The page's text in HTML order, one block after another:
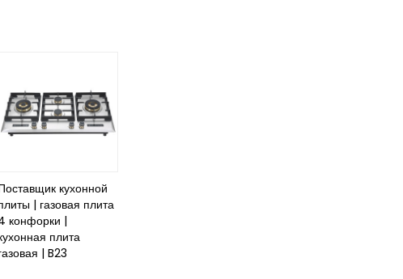
кухонной
| газовая плита
конфорки |
плита
| B23